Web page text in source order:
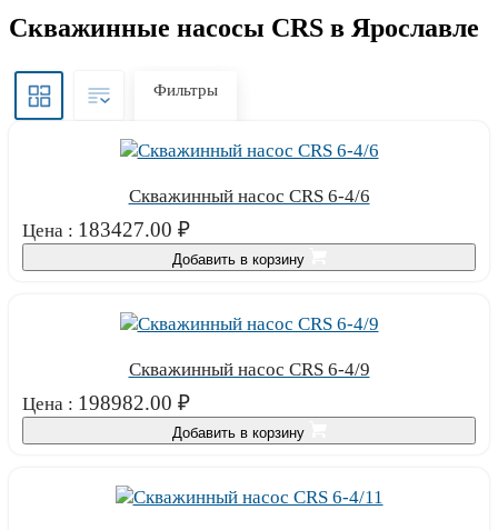
Скважинные насосы CRS в Ярославле
Фильтры
Скважинный насос CRS 6-4/6
Цена : 183427.00 ₽
Добавить в корзину
Скважинный насос CRS 6-4/9
Цена : 198982.00 ₽
Добавить в корзину